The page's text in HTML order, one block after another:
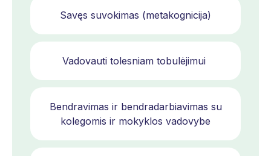
Savęs suvokimas (metakognicija)
Vadovauti tolesniam tobulėjimui
Bendravimas ir bendradarbiavimas su
kolegomis ir mokyklos vadovybe